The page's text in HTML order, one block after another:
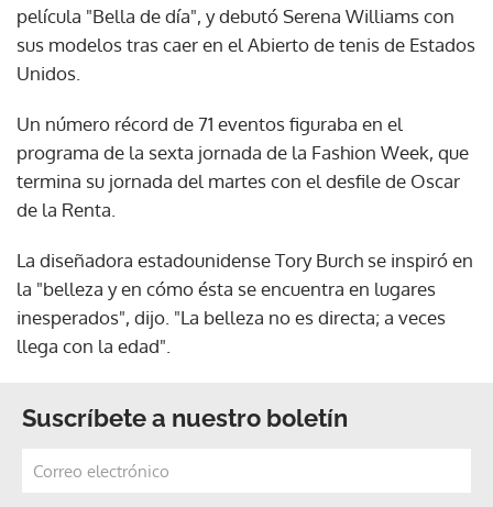
película "Bella de día", y debutó Serena Williams con
sus modelos tras caer en el Abierto de tenis de Estados
Unidos.
Un número récord de 71 eventos figuraba en el
programa de la sexta jornada de la Fashion Week, que
termina su jornada del martes con el desfile de Oscar
de la Renta.
La diseñadora estadounidense Tory Burch se inspiró en
la "belleza y en cómo ésta se encuentra en lugares
inesperados", dijo. "La belleza no es directa; a veces
llega con la edad".
Suscríbete a nuestro boletín